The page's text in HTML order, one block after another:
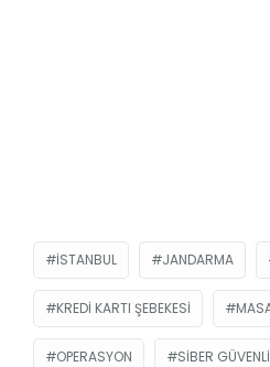
ISTANBUL JANDARMA
KREDI KARTI ŞEBEKESI
OPERASYON SIBER